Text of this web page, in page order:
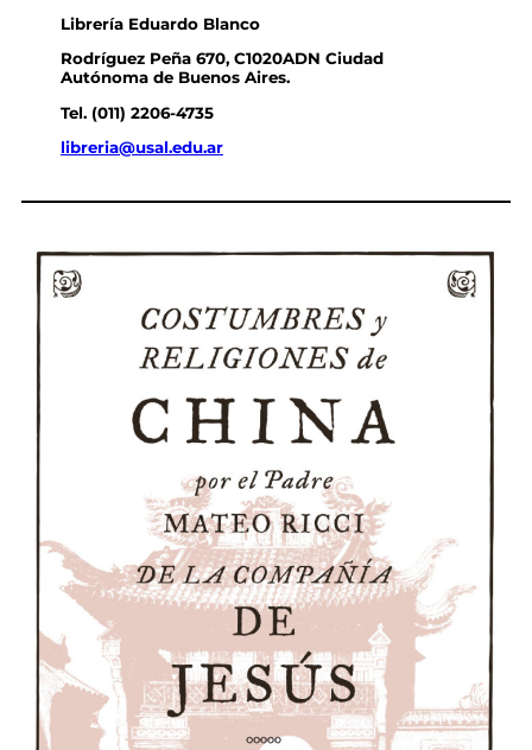
Librería Eduardo Blanco
Rodríguez Peña 670, C1020ADN Ciudad
Autónoma de Buenos Aires.
Tel. (011) 2206-4735
libreria@usal.edu.ar